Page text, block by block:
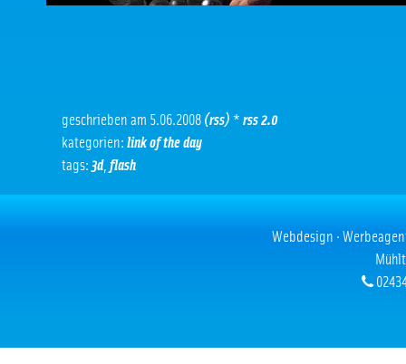
geschrieben am 5.06.2008 (rss) * rss 2.0
kategorien: link of the day
tags: 3d, flash
Webdesign ·